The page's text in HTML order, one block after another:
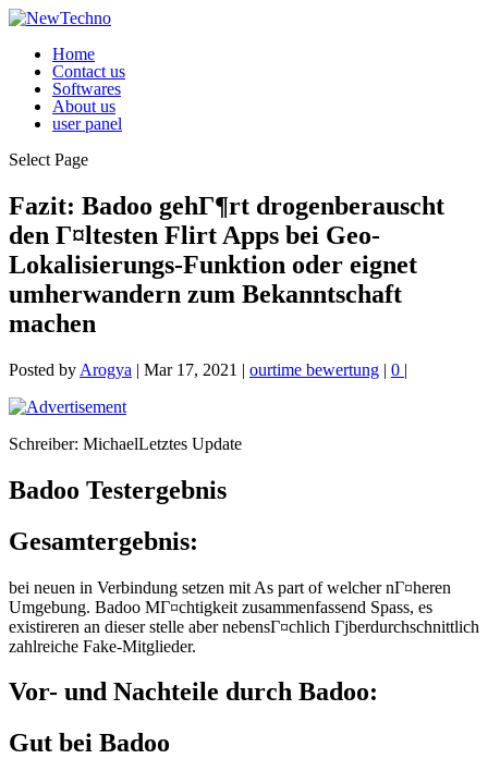
Home
Contact us
Softwares
About us
user panel
Select Page
Fazit: Badoo gehГ¶rt drogenberauscht
den Г¤ltesten Flirt Apps bei Geo-
Lokalisierungs-Funktion oder eignet
umherwandern zum Bekanntschaft
machen
Posted by Arogya | Mar 17, 2021 | ourtime bewertung | 0 |
Schreiber: MichaelLetztes Update
Badoo Testergebnis
Gesamtergebnis:
bei neuen in Verbindung setzen mit As part of welcher nГ¤heren
Umgebung. Badoo MГ¤chtigkeit zusammenfassend Spass, es
existireren an dieser stelle aber nebensГ¤chlich Гјberdurchschnittlich
zahlreiche Fake-Mitglieder.
Vor- und Nachteile durch Badoo:
Gut bei Badoo